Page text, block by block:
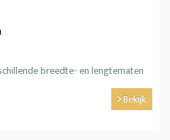
breedte- en lengtematen
Bekijk